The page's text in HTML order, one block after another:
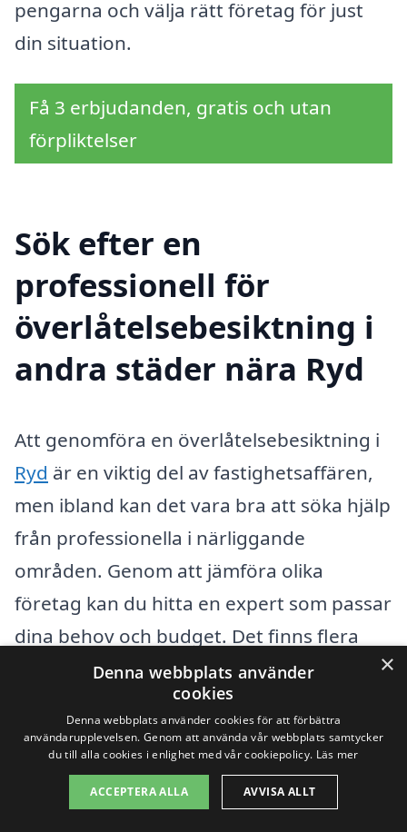
pengarna och välja rätt företag för just
din situation.
Få 3 erbjudanden, gratis och utan
förpliktelser
Sök efter en
professionell för
överlåtelsebesiktning i
andra städer nära Ryd
Att genomföra en överlåtelsebesiktning i
Ryd är en viktig del av fastighetsaffären,
men ibland kan det vara bra att söka hjälp
från professionella i närliggande
områden. Genom att jämföra olika
företag kan du hitta en expert som passar
dina behov och budget. Det finns flera
städer näraRyddär du kan hitta
kompetenta firmor som erbjuder tjänster
för överlåtelsebesiktning. Några av dessa
städer inkluderarTingsryd,Urshult,
Linneryd,Växjö, Kronoberg och Laholms
×
Denna webbplats använder
cookies
Denna webbplats använder cookies för att förbättra
användarupplevelsen. Genom att använda vår webbplats samtycker
du till alla cookies i enlighet med vår cookiepolicy. Läs mer
ACCEPTERA ALLA AVVISA ALLT